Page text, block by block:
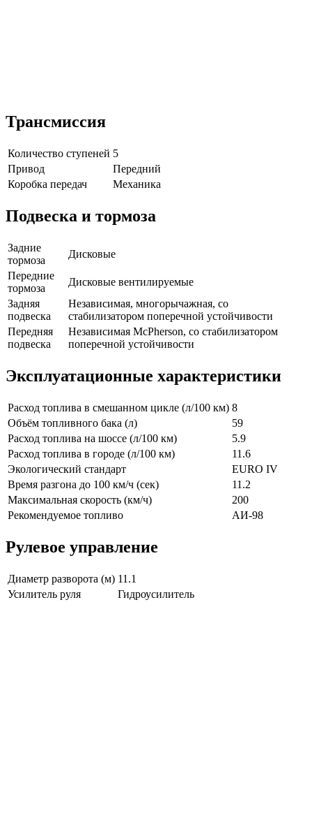
Трансмиссия
Количество ступеней 5
Привод
Передний
Коробка передач
Механика
Подвеска и тормоза
Задние
тормоза
Дисковые
Передние
тормоза
Дисковые вентилируемые
Задняя
подвеска
Независимая, многорычажная, со
стабилизатором поперечной устойчивости
Передняя
подвеска
Независимая McPherson, со стабилизатором
поперечной устойчивости
Эксплуатационные характеристики
Расход топлива в смешанном цикле (л/100 км) 8
Объём топливного бака (л)
59
Расход топлива на шоссе (л/100 км)
5.9
Расход топлива в городе (л/100 км)
11.6
Экологический стандарт
EURO IV
Время разгона до 100 км/ч (сек)
11.2
Максимальная скорость (км/ч)
200
Рекомендуемое топливо
АИ-98
Рулевое управление
Диаметр разворота (м) 11.1
Усилитель руля
Гидроусилитель